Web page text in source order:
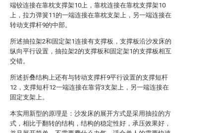
端铰连接在靠枕支撑架10上，靠枕连接在靠枕支撑架10
上，拉力弹簧11的一端连接在靠枕支架上，另一端连接在
转动支撑杆9的中部。
所述抽拉架2和固定架1连接有支撑板，支撑板沿沙发床的
纵向平行设置，抽拉架2的支撑板和固定架1的支撑板相互
交错。
所述折叠结构上还有与转动支撑杆9平行设置的支撑短杆
12，支撑短杆12一端连接在靠背3支架上，另一端连接在
固定支架上。
本实用新型的原理是：沙发床的展开方式是采用抽拉的方
式，相比于翻转的结构，结构的稳定性好，承压效果好，